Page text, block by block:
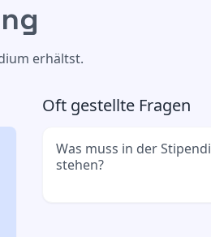
erhältst.
Oft gestellte Fragen
Was muss in der
stehen?